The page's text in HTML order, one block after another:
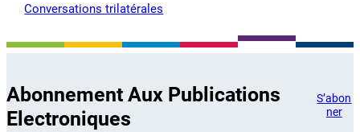
Conversations trilatérales
Abonnement Aux Publications
Electroniques
S’abon
ner